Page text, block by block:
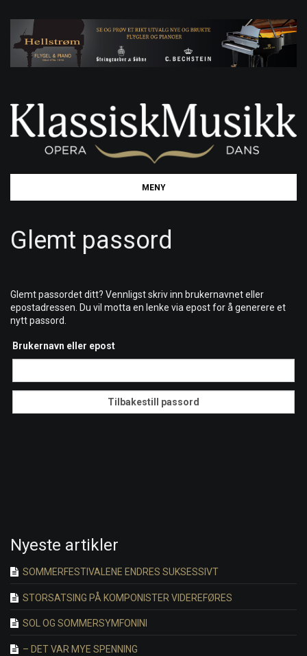
Toggle
navigation
MENY
Glemt passord
Glemt passordet ditt? Vennligst skriv inn brukernavnet eller
epostadressen. Du vil motta en lenke via epost for å generere et
nytt passord.
Brukernavn eller epost
Nyeste artikler
SOMMERFESTIVALENE ENDRES SUKSESSIVT
STORSATSING PÅ KOMPONISTER VIDEREFØRES
SOL OG SOMMERSYMFONINI
– DET VAR MYE SPENNING